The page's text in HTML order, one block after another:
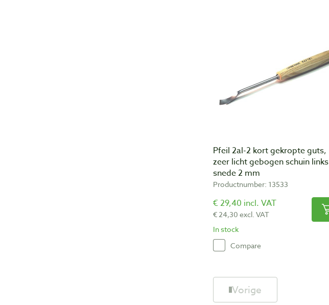
Pfeil 2al-2 kort gekropte guts,
zeer licht gebogen schuin links
snede 2 mm
Productnumber: 13533
€ 29,40 incl. VAT
€ 24,30 excl. VAT
In stock
Compare
Vorige